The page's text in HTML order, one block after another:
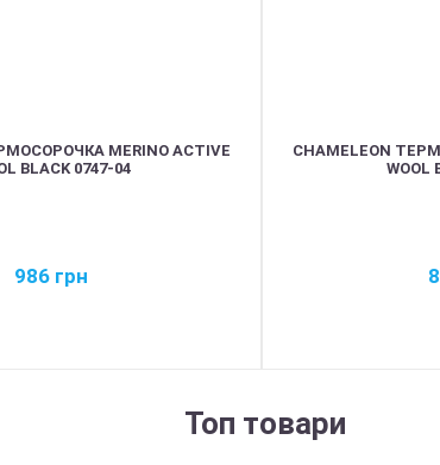
MERINO ACTIVE
BLACK 0747-04
986 грн
CHAMELEON
WOOL
Топ товари